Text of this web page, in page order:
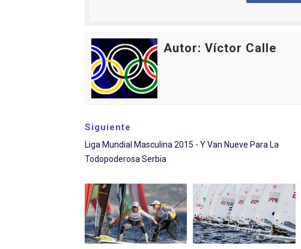
Autor: Víctor Calle
Siguiente
Liga Mundial Masculina 2015 - Y Van Nueve Para La
Todopoderosa Serbia